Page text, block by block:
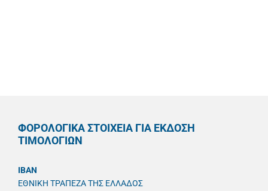
ΦΟΡΟΛΟΓΙΚΑ ΣΤΟΙΧΕΙΑ ΓΙΑ ΕΚΔΟΣΗ
ΤΙΜΟΛΟΓΙΩΝ
IBAN
ΕΘΝΙΚΗ ΤΡΑΠΕΖΑ ΤΗΣ ΕΛΛΑΔΟΣ